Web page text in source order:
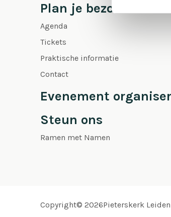
Plan je bezoek
Agenda
Tickets
Praktische informatie
Contact
Evenement
Steun ons
Ramen met Namen
Copyright© 2026Pieterskerk Leiden